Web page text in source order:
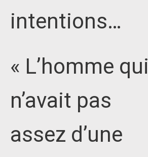
intentions…
« L’homme qui
n’avait pas
assez d’une